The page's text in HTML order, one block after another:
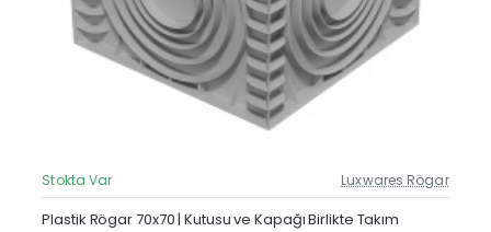
Güncel Fiyat
Stokta Var Luxwares Rögar
Plastik Rögar 70x70 | Kutusu ve Kapağı Birlikte Takım